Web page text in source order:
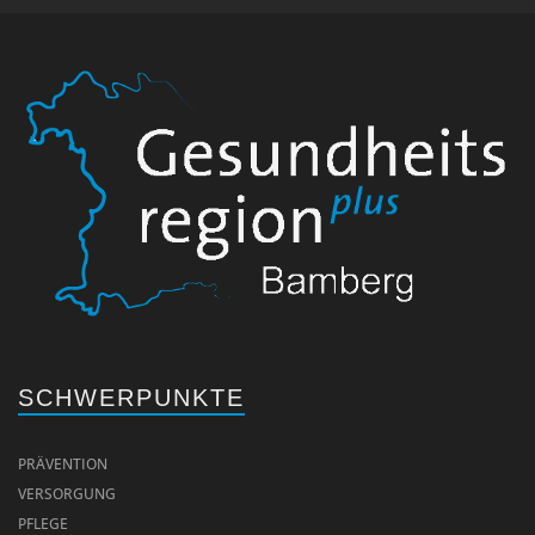
SCHWERPUNKTE
PRÄVENTION
VERSORGUNG
PFLEGE